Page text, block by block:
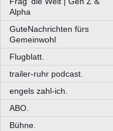
Alpha
GuteNachrichten fürs
Gemeinwohl
Flugblatt.
trailer-ruhr podcast.
engels zahl-ich.
ABO.
Bühne.